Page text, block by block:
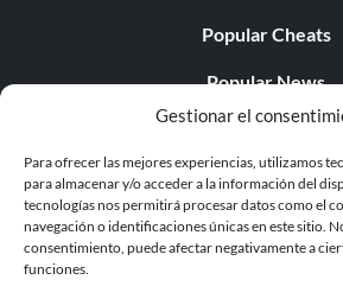
Gestionar el
Para ofrecer las mejores experiencias, utilizamos
para almacenar y/o acceder a la información del
tecnologías nos permitirá procesar datos como el
navegación o identificaciones únicas en este sitio.
consentimiento, puede afectar negativamente a
funciones.
Popular Cheats
Popular News
Popular Editorials
Popular Free
LATEST UPDATES